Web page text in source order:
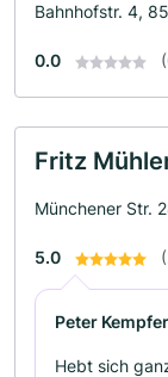
Bahnhofstr. 4,
0.0
Fritz
Münchener Str.
5.0
Peter Kempfer
Hebt sich